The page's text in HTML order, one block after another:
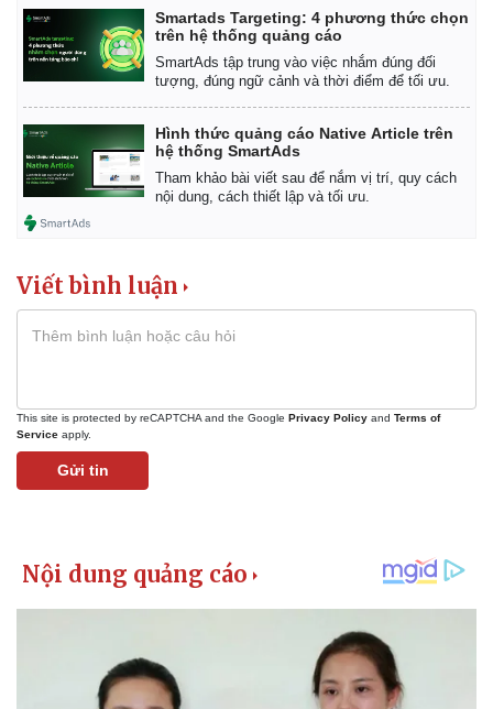
Thể thao
eSports
Smartads Targeting: 4 phương thức chọn
trên hệ thống quảng cáo
SmartAds tập trung vào việc nhắm đúng đối
tượng, đúng ngữ cảnh và thời điểm để tối ưu.
Hình thức quảng cáo Native Article trên
hệ thống SmartAds
Tham khảo bài viết sau để nắm vị trí, quy cách
nội dung, cách thiết lập và tối ưu.
Viết bình luận
This site is protected by reCAPTCHA and the Google Privacy Policy and Terms of
Service apply.
Gửi tin